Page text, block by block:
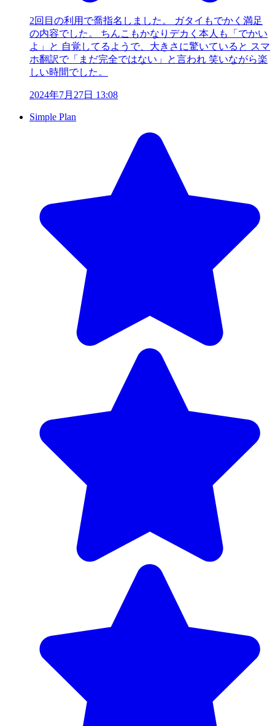
2回目の利用で喬指名しました。 ガタイもでかく満足
の内容でした。 ちんこもかなりデカく本人も「でかい
よ」と 自覚してるようで、大きさに驚いていると スマ
ホ翻訳で「まだ完全ではない」と言われ 笑いながら楽
しい時間でした。
2024年7月27日 13:08
Simple Plan